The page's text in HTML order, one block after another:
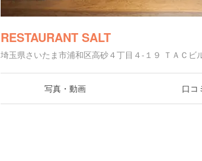
RESTAURANT SALT
埼玉県さいたま市浦和区高砂４丁目４-１９ ＴＡＣビ
写真・動画 口コ